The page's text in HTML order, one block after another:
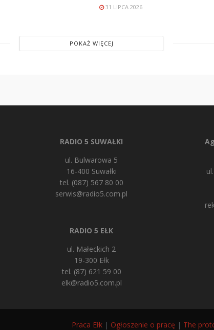
31 LIPCA 2026
POKAŻ WIĘCEJ
RADIO 5 SUWAŁKI
ul. Bulwarowa 5
16-400 Suwałki
tel. (087) 567 80 00
serwis@radio5.com.pl
RADIO 5 EŁK
ul. Małeckich 2
19-300 Ełk
tel. (87) 621 59 00
elk@radio5.com.pl
Praca Ełk | Ogłoszenie o pracę | The